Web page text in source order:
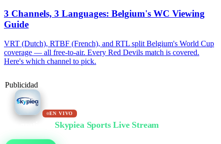
3 Channels, 3 Languages: Belgium's WC Viewing
Guide
VRT (Dutch), RTBF (French), and RTL split Belgium's World Cup
coverage — all free-to-air. Every Red Devils match is covered.
Here's which channel to pick.
Publicidad
EN VIVO
Skypiea Sports Live Stream